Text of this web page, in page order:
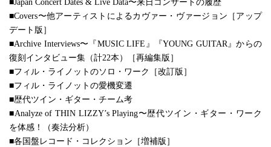
■Japan Concert Dates & Live Data〜来日コンサートの履歴
■Covers〜他アーティストによるカヴァー・ヴァージョン［アップ
デート版］
■Archive Interviews〜『MUSIC LIFE』『YOUNG GUITAR』からの
復刻インタビュー集（計22本）［再編集版］
■フィル・ライノットのソロ・ワーク［改訂版］
■フィル・ライノットの愛機変遷
■歴代ツイン・ギター・チーム考
■Analyze of THIN LIZZY’s Playing〜歴代ツイン・ギター・ワーク
を体感！（奏法分析）
■各国盤レコード・コレクション［増補版］